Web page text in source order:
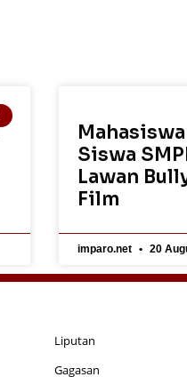
Siswa
Lawan
Film
imparo.net 20
Liputan
Gagasan